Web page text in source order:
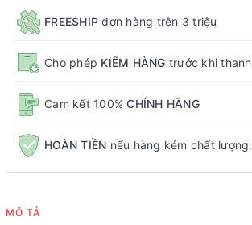
FREESHIP đơn hàng trên 3 triệu
Cho phép KIỂM HÀNG trước khi
Cam kết 100% CHÍNH HÃNG
HOÀN TIỀN nếu hàng kém chất lượng.
MÔ TẢ